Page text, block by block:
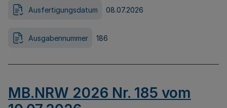
Ausfertigungsdatum 08.07.2026
Ausgabennummer 186
MB.NRW 2026 Nr. 185 vom